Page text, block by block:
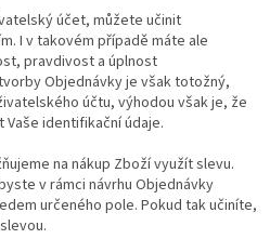
účet, můžete učinit
I v takovém případě máte ale
pravdivost a úplnost
Objednávky je však totožný,
účtu, výhodou však je, že
identifikační údaje.
na nákup Zboží využít slevu.
v rámci návrhu Objednávky
určeného pole. Pokud tak učiníte,